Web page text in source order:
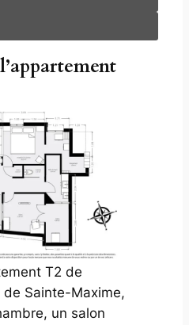
T2 de
Sainte-Maxime,
un salon